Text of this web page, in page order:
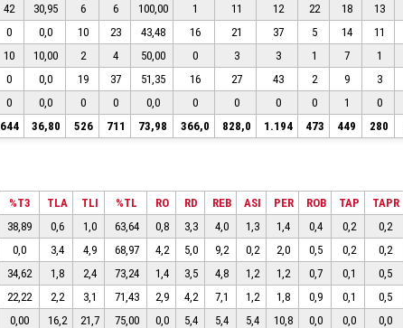
42 30,95 6 6 100,00 1 11 12 22 18 13
0 0,0 10 23 43,48 16 21 37 5 14 11
10 10,00 2 4 50,00 0 3 3 1 7 1
0 0,0 19 37 51,35 16 27 43 2 9 3
0 0,0 0 0 0,0 0 0 0 0 1 0
644 36,80 526 711 73,98 366,0 828,0 1.194 473 449 280
%T3 TLA TLI %TL RO RD REB ASI PER ROB TAP TAPR
38,89 0,6 1,0 63,64 0,8 3,3 4,0 1,3 1,4 0,4 0,2 0,2
0,0 3,4 4,9 68,97 4,2 5,0 9,2 0,2 2,0 0,5 0,2 0,2
34,62 1,8 2,4 73,24 1,4 3,5 4,8 1,2 1,2 0,7 0,1 0,5
22,22 2,2 3,1 71,43 2,9 4,2 7,1 1,2 1,8 0,9 0,1 0,5
0,00 16,2 21,7 75,00 0,0 5,4 5,4 5,4 10,8 0,0 0,0 0,0